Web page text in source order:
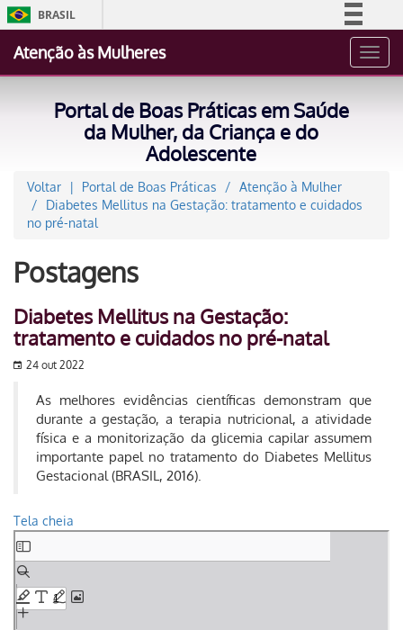
BRASIL
Acesso à informação
Canais
Atenção às Mulheres
Portal de Boas Práticas em Saúde
da Mulher, da Criança e do
Adolescente
Voltar Portal de Boas Práticas
Atenção à Mulher
Diabetes Mellitus na Gestação: tratamento e cuidados
no pré-natal
Postagens
Diabetes Mellitus na Gestação:
tratamento e cuidados no pré-natal
24 out 2022
As melhores evidências científicas demonstram que
durante a gestação, a terapia nutricional, a atividade
física e a monitorização da glicemia capilar assumem
importante papel no tratamento do Diabetes Mellitus
Gestacional (BRASIL, 2016).
Tela cheia
Skip
to
PDF
content